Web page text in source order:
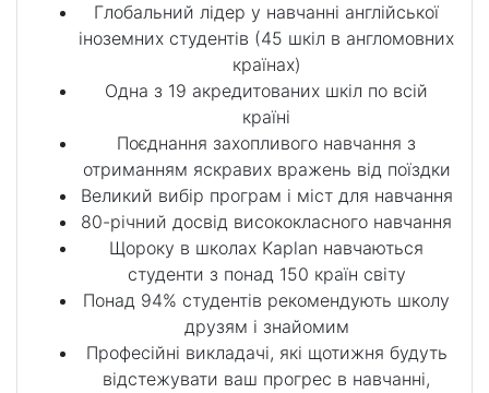
Глобальний лідер у навчанні англійської
іноземних студентів (45 шкіл в англомовних
країнах)
Одна з 19 акредитованих шкіл по всій
країні
Поєднання захопливого навчання з
отриманням яскравих вражень від поїздки
Великий вибір програм і міст для навчання
80-річний досвід висококласного навчання
Щороку в школах Kaplan навчаються
студенти з понад 150 країн світу
Понад 94% студентів рекомендують школу
друзям і знайомим
Професійні викладачі, які щотижня будуть
відстежувати ваш прогрес в навчанні,